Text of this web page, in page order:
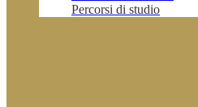
Percorsi di studio